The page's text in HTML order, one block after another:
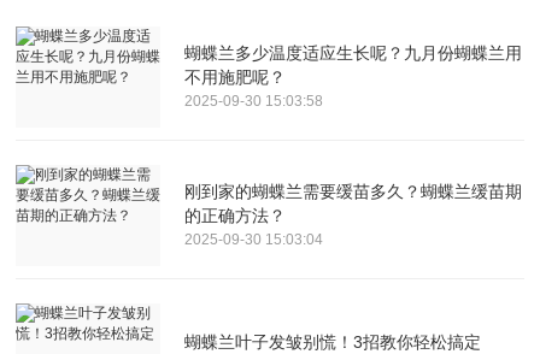
蝴蝶兰多少温度适应生长呢？九月份蝴蝶兰用
不用施肥呢？
2025-09-30 15:03:58
刚到家的蝴蝶兰需要缓苗多久？蝴蝶兰缓苗期
的正确方法？
2025-09-30 15:03:04
蝴蝶兰叶子发皱别慌！3招教你轻松搞定